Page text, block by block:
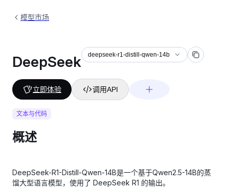
模型市场
DeepSeek deepseek-r1-distill-qwen-14b
立即体验 调用API
文本与代码
概述
DeepSeek-R1-Distill-Qwen-14B是一个基于Qwen2.5-14B的蒸
馏大型语言模型，使用了 DeepSeek R1 的输出。